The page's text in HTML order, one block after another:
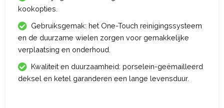
kookopties.
Gebruiksgemak: het One-Touch reinigingssysteem
en de duurzame wielen zorgen voor gemakkelijke
verplaatsing en onderhoud.
Kwaliteit en duurzaamheid: porselein-geëmailleerd
deksel en ketel garanderen een lange levensduur.